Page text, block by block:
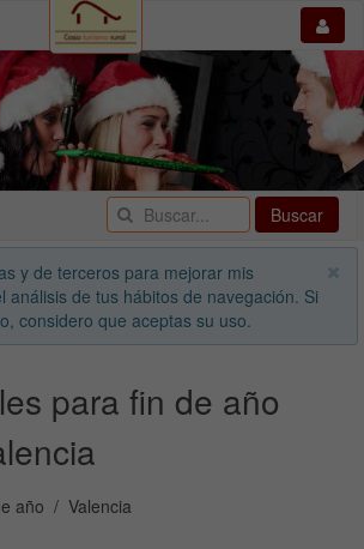
Buscar
y de terceros para mejorar mis
análisis de tus hábitos de navegación. Si
considero que aceptas su uso.
para fin de año
año Valencia